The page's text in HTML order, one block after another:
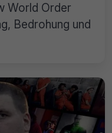
World Order
Bedrohung und